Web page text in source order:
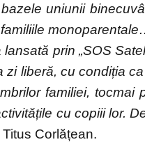
uniunii
lansată prin „SOS
zi liberă, cu condiția
familiei,
cu copiii lor.
Corlățean.